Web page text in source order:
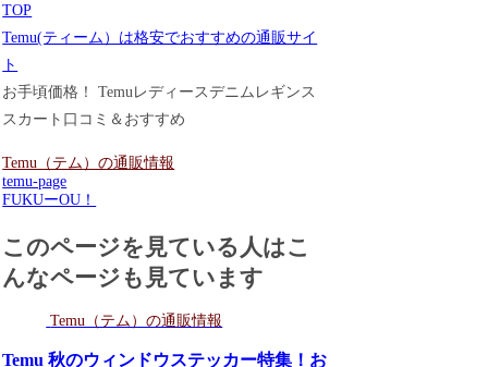
TOP
Temu(ティーム）は格安でおすすめの通販サイ
ト
お手頃価格！ Temuレディースデニムレギンス
スカート口コミ＆おすすめ
Temu（テム）の通販情報
temu-page
FUKUーOU！
このページを見ている人はこ
んなページも見ています
Temu（テム）の通販情報
Temu 秋のウィンドウステッカー特集！お